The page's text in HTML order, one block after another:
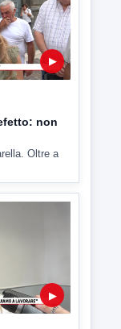
▶
non
Oltre a
▶